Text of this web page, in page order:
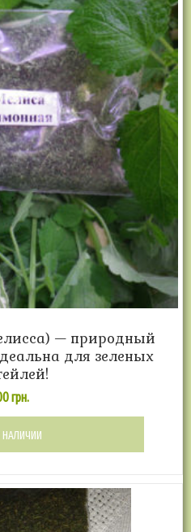
— природный
для зеленых
грн.
НАЛИЧИИ